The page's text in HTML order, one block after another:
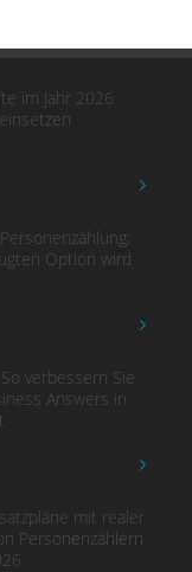
im Jahr 2026
Option wird
verbessern Sie
Answers in
mit realer
Personenzählern